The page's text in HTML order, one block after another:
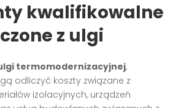
kwalifikowalne
z ulgi
termomodernizacyjnej,
odliczyć koszty związane z
izolacyjnych, urządzeń